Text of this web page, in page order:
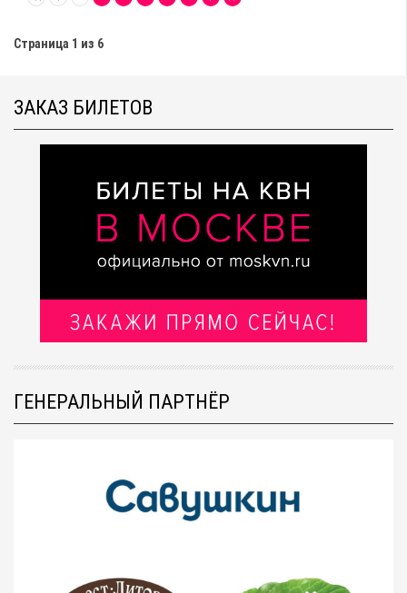
Страница 1 из 6
ЗАКАЗ БИЛЕТОВ
ГЕНЕРАЛЬНЫЙ ПАРТНЁР